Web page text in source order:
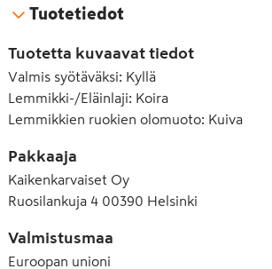
Tuotetiedot
Tuotetta kuvaavat tiedot
Valmis syötäväksi: Kyllä
Lemmikki-/Eläinlaji: Koira
Lemmikkien ruokien olomuoto: Kuiva
Pakkaaja
Kaikenkarvaiset Oy
Ruosilankuja 4 00390 Helsinki
Valmistusmaa
Euroopan unioni